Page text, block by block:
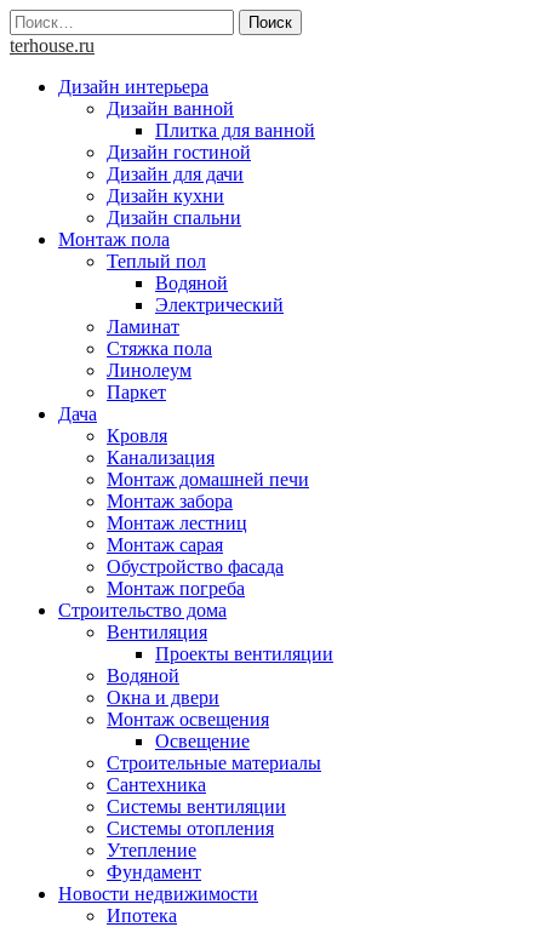
Skip
to
Найти:
terhouse.ru
Дизайн интерьера
Дизайн ванной
Плитка для ванной
Дизайн гостиной
Дизайн для дачи
Дизайн кухни
Дизайн спальни
Монтаж пола
Теплый пол
Водяной
Электрический
Ламинат
Стяжка пола
Линолеум
Паркет
Дача
Кровля
Канализация
Монтаж домашней печи
Монтаж забора
Монтаж лестниц
Монтаж сарая
Обустройство фасада
Монтаж погреба
Строительство дома
Вентиляция
Проекты вентиляции
Водяной
Окна и двери
Монтаж освещения
Освещение
Строительные материалы
Сантехника
Системы вентиляции
Системы отопления
Утепление
Фундамент
Новости недвижимости
Ипотека